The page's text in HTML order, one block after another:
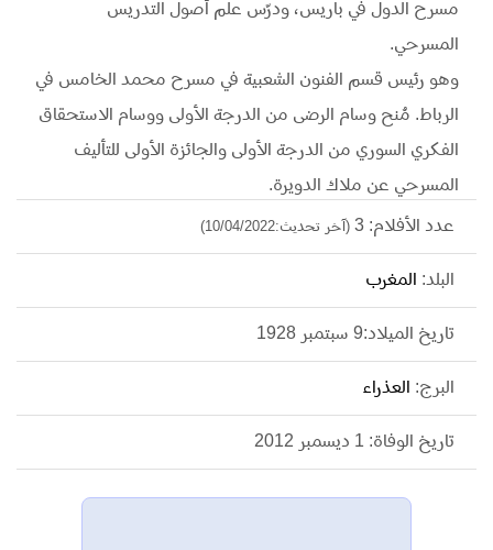
مسرح الدول في باريس، ودرّس علم أصول التدريس
المسرحي.
وهو رئيس قسم الفنون الشعبية في مسرح محمد الخامس في
الرباط. مُنح وسام الرضى من الدرجة الأولى ووسام الاستحقاق
الفكري السوري من الدرجة الأولى والجائزة الأولى للتأليف
المسرحي عن ملاك الدويرة.
من مؤلفاته: (عزيزي أنا، النفخة، طالب راغب).
شارك ممثلا في فيلم البحث عن زوج امرأتي. كما قام بتأليف
مسرحية حليب الضياف عام 1969.
توفي في1 ديسمبر 2012.
عدد الأفلام: 3 (آخر تحديث:10/04/2022)
البلد: المغرب
تاريخ الميلاد:9 سبتمبر 1928
البرج: العذراء
تاريخ الوفاة: 1 ديسمبر 2012